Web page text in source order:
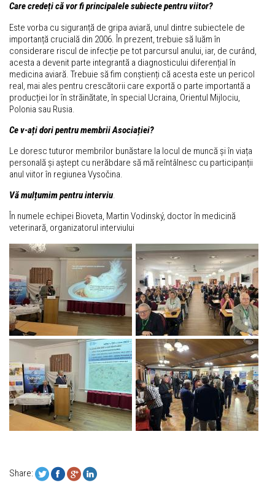
Care credeți că vor fi principalele subiecte pentru viitor?
Este vorba cu siguranță de gripa aviară, unul dintre subiectele de
importanță crucială din 2006. În prezent, trebuie să luăm în
considerare riscul de infecție pe tot parcursul anului, iar, de curând,
acesta a devenit parte integrantă a diagnosticului diferențial în
medicina aviară. Trebuie să fim conștienți că acesta este un pericol
real, mai ales pentru crescătorii care exportă o parte importantă a
producției lor în străinătate, în special Ucraina, Orientul Mijlociu,
Polonia sau Rusia.
Ce v-ați dori pentru membrii Asociației?
Le doresc tuturor membrilor bunăstare la locul de muncă și în viața
personală și aștept cu nerăbdare să mă reîntâlnesc cu participanții
anul viitor în regiunea Vysočina.
Vă mulțumim pentru interviu.
În numele echipei Bioveta, Martin Vodinský, doctor în medicină
veterinară, organizatorul interviului
Share: